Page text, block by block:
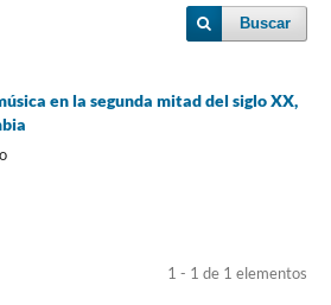
Buscar
en la segunda mitad del siglo XX,
1 - 1 de 1 elementos